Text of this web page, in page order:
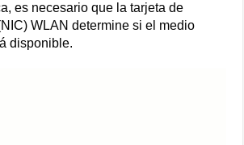
es necesario que la tarjeta de
WLAN determine si el medio
disponible.